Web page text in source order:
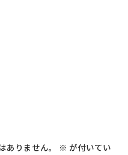
りません。 ※ が付いてい